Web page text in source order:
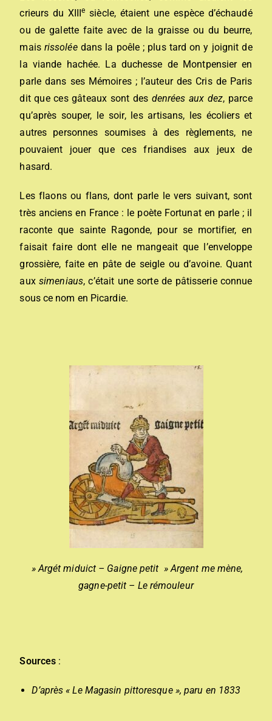
crieurs du XIIIe siècle, étaient une espèce d’échaudé
ou de galette faite avec de la graisse ou du beurre,
mais rissoléedans la poêle ; plus tard on y joignit de
la viande hachée. La duchesse de Montpensier en
parle dans ses Mémoires ; l’auteur des Cris de Paris
dit que ces gâteaux sont des denrées aux dez, parce
qu’après souper, le soir, les artisans, les écoliers et
autres personnes soumises à des règlements, ne
pouvaient jouer que ces friandises aux jeux de
hasard.
Les flaons ou flans, dont parle le vers suivant, sont
très anciens en France : le poète Fortunat en parle ; il
raconte que sainte Ragonde, pour se mortifier, en
faisait faire dont elle ne mangeait que l’enveloppe
grossière, faite en pâte de seigle ou d’avoine. Quant
auxsimeniaus, c’était une sorte de pâtisserie connue
sous ce nom en Picardie.
» Argét miduict – Gaigne petit » Argent me mène,
gagne-petit – Le rémouleur
Sources :
D’après « Le Magasin pittoresque », paru en 1833